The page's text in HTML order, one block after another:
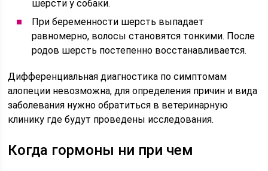
шерсти у собаки.
При беременности шерсть выпадает
равномерно, волосы становятся тонкими. После
родов шерсть постепенно восстанавливается.
Дифференциальная диагностика по симптомам
алопеции невозможна, для определения причин и вида
заболевания нужно обратиться в ветеринарную
клинику где будут проведены исследования.
Когда гормоны ни при чем